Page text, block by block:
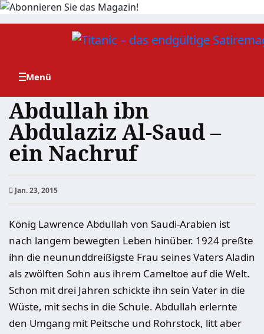
Zum
Abdullah ibn
Abdulaziz Al-Saud –
ein Nachruf
Jan. 23, 2015
König Lawrence Abdullah von Saudi-Arabien ist
nach langem bewegten Leben hinüber. 1924 preßte
ihn die neununddreißigste Frau seines Vaters Aladin
als zwölften Sohn aus ihrem Cameltoe auf die Welt.
Schon mit drei Jahren schickte ihn sein Vater in die
Wüste, mit sechs in die Schule. Abdullah erlernte
den Umgang mit Peitsche und Rohrstock, litt aber